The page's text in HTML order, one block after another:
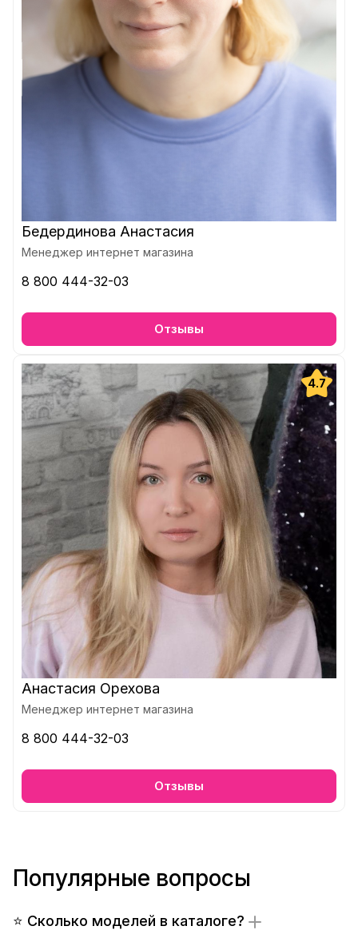
Бедердинова Анастасия
Менеджер интернет магазина
8 800 444-32-03
Отзывы
4.7
Анастасия Орехова
Менеджер интернет магазина
8 800 444-32-03
Отзывы
Популярные вопросы
⭐ Сколько моделей в каталоге?